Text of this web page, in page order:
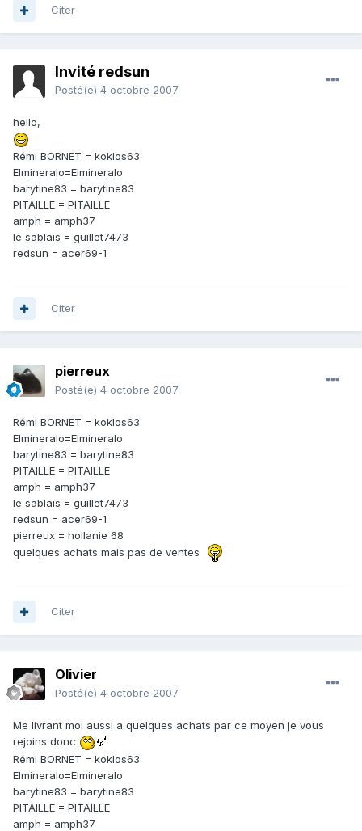
Citer
Invité redsun
Posté(e) 4 octobre 2007
hello,
Rémi BORNET = koklos63
Elmineralo=Elmineralo
barytine83 = barytine83
PITAILLE = PITAILLE
amph = amph37
le sablais = guillet7473
redsun = acer69-1
Citer
pierreux
Posté(e) 4 octobre 2007
Rémi BORNET = koklos63
Elmineralo=Elmineralo
barytine83 = barytine83
PITAILLE = PITAILLE
amph = amph37
le sablais = guillet7473
redsun = acer69-1
pierreux = hollanie 68
quelques achats mais pas de ventes
Citer
Olivier
Posté(e) 4 octobre 2007
Me livrant moi aussi a quelques achats par ce moyen je vous
rejoins donc
Rémi BORNET = koklos63
Elmineralo=Elmineralo
barytine83 = barytine83
PITAILLE = PITAILLE
amph = amph37